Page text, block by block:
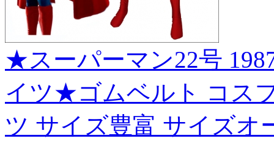
★スーパーマン22号
イツ★ゴムベルト コスプ
ツ サイズ豊富 サイズオ